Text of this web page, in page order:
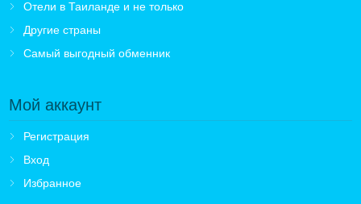
Отели в Таиланде и не только
Другие страны
Самый выгодный обменник
Мой аккаунт
Регистрация
Вход
Избранное